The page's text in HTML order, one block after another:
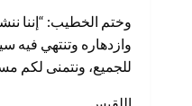
وختم الخطيب: “إننا
وازدهاره وتنتهي فيه
للجميع، ونتمنى لكم
اللقيس